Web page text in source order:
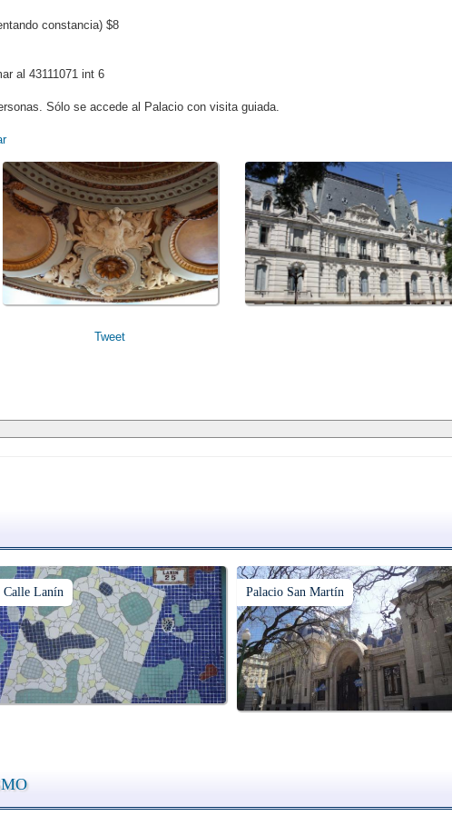
constancia) $8
al 43111071 int 6
Sólo se accede al Palacio con visita guiada.
Tweet
Calle Lanín Palacio San Martín